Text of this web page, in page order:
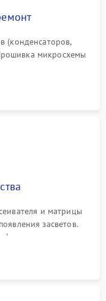
(конденсаторов,
микросхемы
подсветки —
светодиодов.
и матрицы
засветов.
плат и
корпуса монитора.